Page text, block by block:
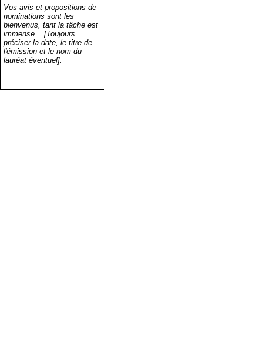
Vos avis et propositions de
nominations sont les
bienvenus, tant la tâche est
immense... [Toujours
préciser la date, le titre de
l'émission et le nom du
lauréat éventuel].